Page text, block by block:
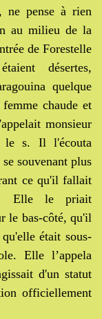
ne pense à rien
au milieu de la
de Forestelle
désertes,
quelque
chaude et
monsieur
le s. Il l'écouta
souvenant plus
ce qu'il fallait
Elle le priait
le bas-côté, qu'il
était sous-
Elle l’appela
d'un statut
officiellement